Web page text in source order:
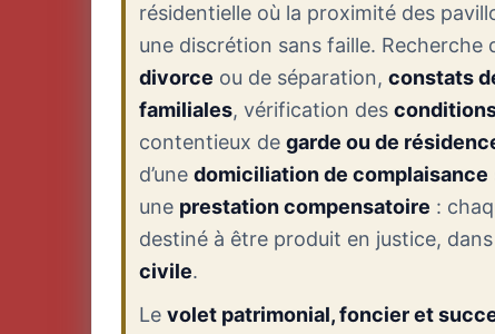
résidentielle où la proximité des
une discrétion sans faille. Recherche
divorce ou de séparation,constats
familiales, vérification des
contentieux degarde ou de
d’unedomiciliation de complaisance
une prestation compensatoire :
destiné à être produit en justice,
civile.
Levolet patrimonial, foncier et